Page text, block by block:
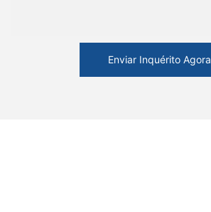
Enviar Inquérito Agora